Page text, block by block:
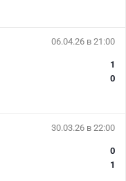
06.04.26 в 21:00
1
0
30.03.26 в 22:00
0
1